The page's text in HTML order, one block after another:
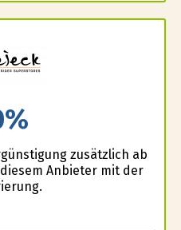
zusätzlich ab
diesem Anbieter mit der